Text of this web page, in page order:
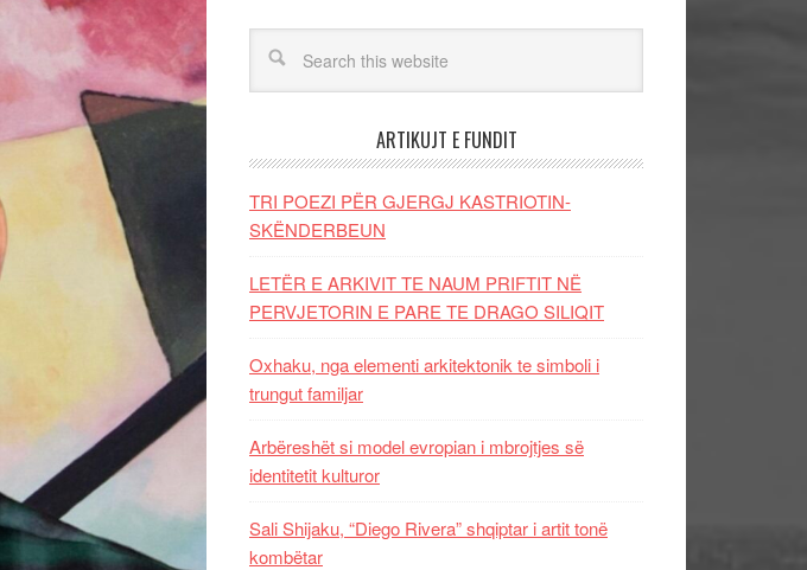
ARTIKUJT E FUNDIT
TRI POEZI PËR GJERGJ KASTRIOTIN-
SKËNDERBEUN
LETËR E ARKIVIT TE NAUM PRIFTIT NË
PERVJETORIN E PARE TE DRAGO SILIQIT
Oxhaku, nga elementi arkitektonik te simboli i
trungut familjar
Arbëreshët si model evropian i mbrojtjes së
identitetit kulturor
Sali Shijaku, “Diego Rivera” shqiptar i artit tonë
kombëtar